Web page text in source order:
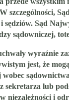
szczególności,
Sąd
sądowniczej,
wyraźnie
jest, że
sekretarza lub
niezależności i